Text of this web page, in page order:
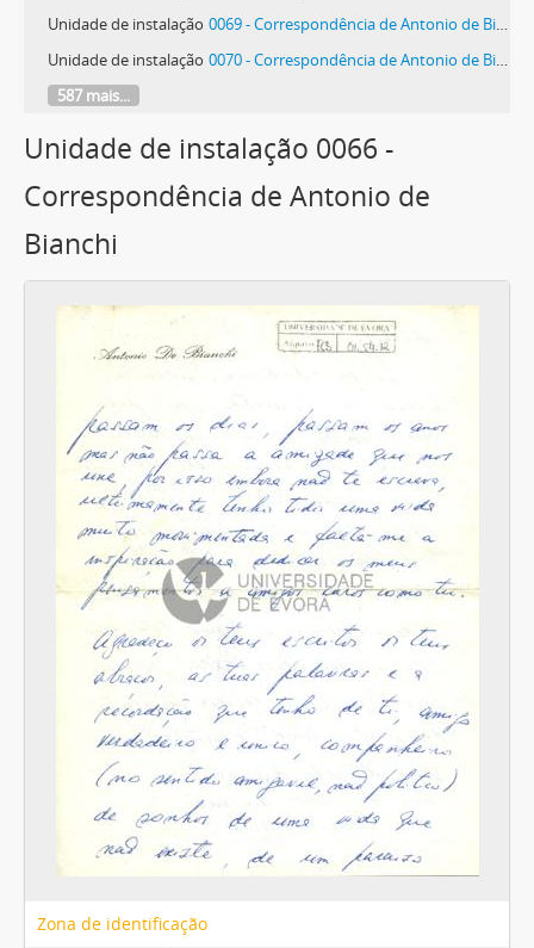
Unidade de instalação 0069 - Correspondência de Antonio de Bianchi
Unidade de instalação 0070 - Correspondência de Antonio de Bianchi
587 mais...
Unidade de instalação 0066 -
Correspondência de Antonio de
Bianchi
Zona de identificação